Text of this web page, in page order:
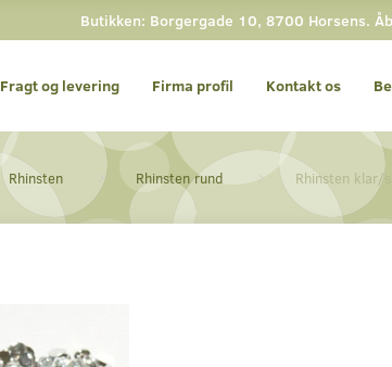
Butikken: Borgergade 10, 8700 Horsens.
Fragt og levering Firma profil Kontakt os
Rhinsten Rhinsten rund Rhinsten klar/